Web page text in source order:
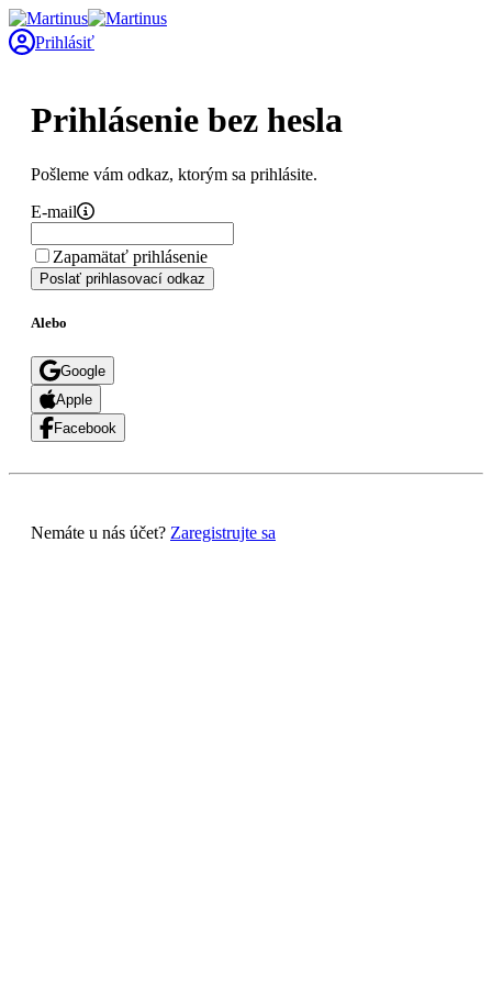
Prihlásiť
Prihlásenie bez hesla
Pošleme vám odkaz, ktorým sa prihlásite.
E-mail
Zapamätať prihlásenie
Poslať prihlasovací odkaz
Alebo
Google
Apple
Facebook
Nemáte u nás účet? Zaregistrujte sa